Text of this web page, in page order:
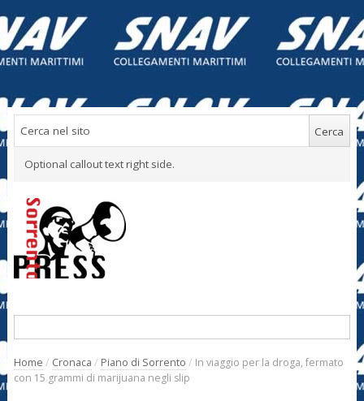
Optional callout text right side.
Home / Cronaca / Piano di Sorrento / In viaggio per la droga, fermato
con 15 grammi di marijuana negli slip